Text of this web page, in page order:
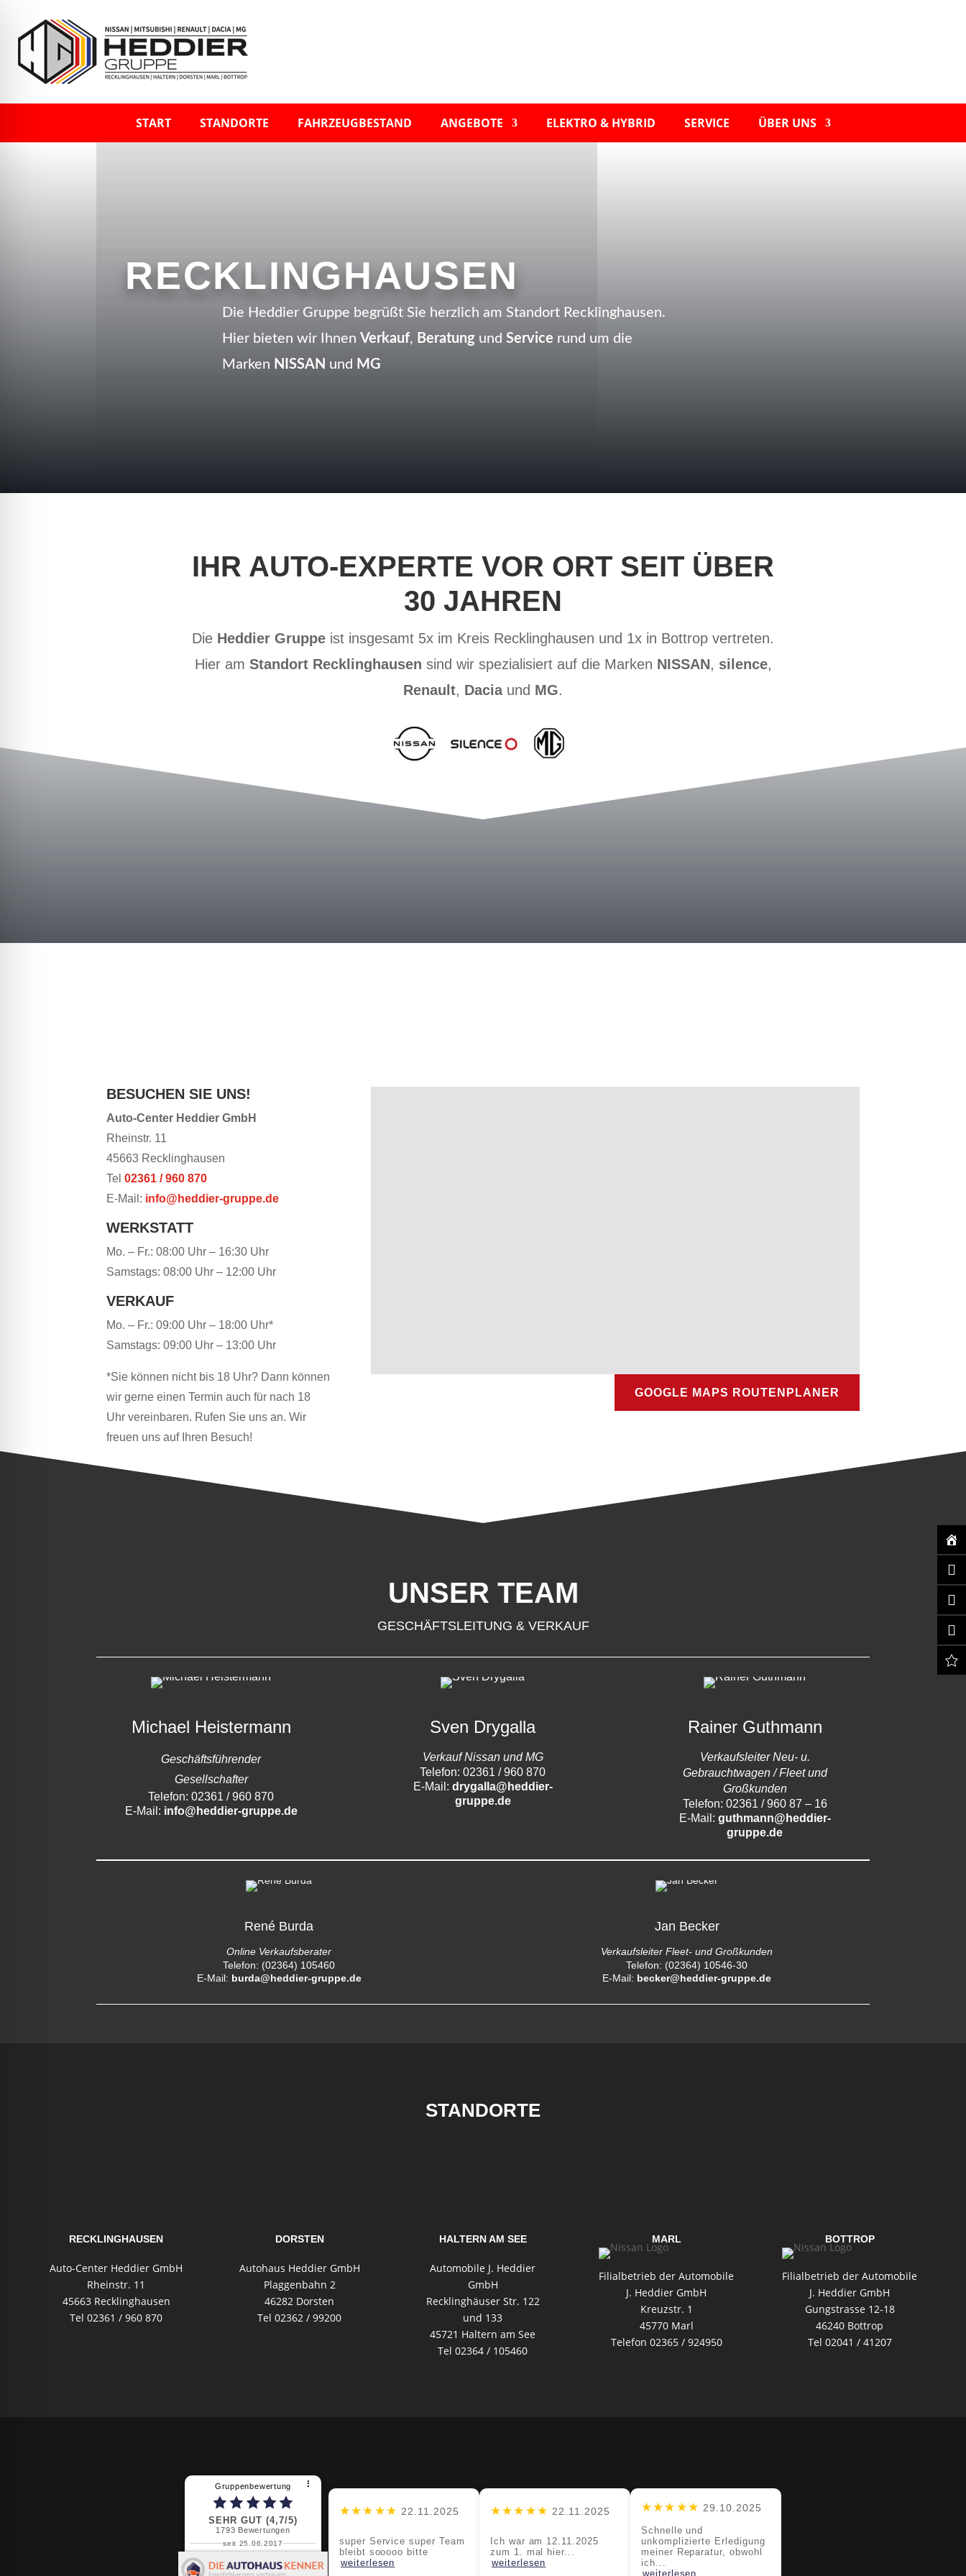
START STANDORTE FAHRZEUGBESTAND ANGEBOTE ELEKTRO & HYBRID SERVICE ÜBER UNS
RECKLINGHAUSEN
Die Heddier Gruppe begrüßt Sie herzlich am Standort Recklinghausen.
Hier bieten wir Ihnen Verkauf, Beratungund Service rund um die
Marken NISSAN und MG
IHR AUTO-EXPERTE VOR ORT SEIT ÜBER
30 JAHREN
Die Heddier Gruppe ist insgesamt 5x im Kreis Recklinghausen und 1x in Bottrop vertreten.
Hier am Standort Recklinghausen sind wir spezialisiert auf die Marken NISSAN, silence,
Renault, Daciaund MG.
BESUCHEN SIE UNS!
Auto-Center Heddier GmbH
Rheinstr. 11
45663 Recklinghausen
Tel 02361 / 960 870
E-Mail: info@heddier-gruppe.de
WERKSTATT
Mo. – Fr.: 08:00 Uhr – 16:30 Uhr
Samstags: 08:00 Uhr – 12:00 Uhr
VERKAUF
Mo. – Fr.: 09:00 Uhr – 18:00 Uhr*
Samstags: 09:00 Uhr – 13:00 Uhr
*Sie können nicht bis 18 Uhr? Dann können
wir gerne einen Termin auch für nach 18
Uhr vereinbaren. Rufen Sie uns an. Wir
freuen uns auf Ihren Besuch!
GOOGLE MAPS ROUTENPLANER
UNSER TEAM
GESCHÄFTSLEITUNG & VERKAUF
Michael Heistermann
Geschäftsführender
Gesellschafter
Telefon: 02361 / 960 870
E-Mail: info@heddier-gruppe.de
Sven Drygalla
Verkauf Nissan und MG
Telefon: 02361 / 960 870
E-Mail: drygalla@heddier-
gruppe.de
Rainer Guthmann
Verkaufsleiter Neu- u.
Gebrauchtwagen / Fleet und
Großkunden
Telefon: 02361 / 960 87 – 16
E-Mail: guthmann@heddier-
gruppe.de
René Burda
Online Verkaufsberater
Telefon: (02364) 105460
E-Mail: burda@heddier-gruppe.de
Jan Becker
Verkaufsleiter Fleet- und Großkunden
Telefon: (02364) 10546-30
E-Mail: becker@heddier-gruppe.de
STANDORTE
RECKLINGHAUSEN
Auto-Center Heddier GmbH
Rheinstr. 11
45663 Recklinghausen
Tel 02361 / 960 870
DORSTEN
Autohaus Heddier GmbH
Plaggenbahn 2
46282 Dorsten
Tel 02362 / 99200
HALTERN AM SEE
Automobile J. Heddier
GmbH
Recklinghäuser Str. 122
und 133
45721 Haltern am See
Tel 02364 / 105460
MARL
Filialbetrieb der Automobile
J. Heddier GmbH
Kreuzstr. 1
45770 Marl
Telefon 02365 / 924950
BOTTROP
Filialbetrieb der Automobile
J. Heddier GmbH
Gungstrasse 12-18
46240 Bottrop
Tel 02041 / 41207
Gruppenbewertung ⠇
SEHR GUT (4,7/5)
1793 Bewertungen
seit 25.06.2017
Claudia G.
★★★★★ 22.11.2025
super Service super Team
bleibt sooooo bitte
weiterlesen
★★★★★ 22.11.2025
Ich war am 12.11.2025
zum 1. mal hier...
weiterlesen
★★★★★ 29.10.2025
Schnelle und
unkomplizierte Erledigung
meiner Reparatur, obwohl
ich...
weiterlesen